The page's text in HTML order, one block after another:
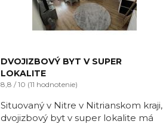
DVOJIZBOVÝ BYT V SUPER
LOKALITE
8,8 / 10 (11 hodnotenie)
Situovaný v Nitre v Nitrianskom kraji,
dvojizbový byt v super lokalite má